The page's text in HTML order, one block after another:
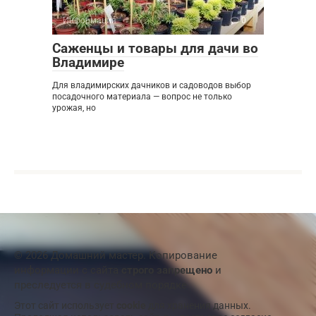
Информация 0
Саженцы и товары для дачи во
Владимире
Для владимирских дачников и садоводов выбор
посадочного материала — вопрос не только
урожая, но
© 2026 Домашний мастер. Копирование
строго запрещено и
преследуется в судебном порядке
Этот сайт использует
для хранения данных.